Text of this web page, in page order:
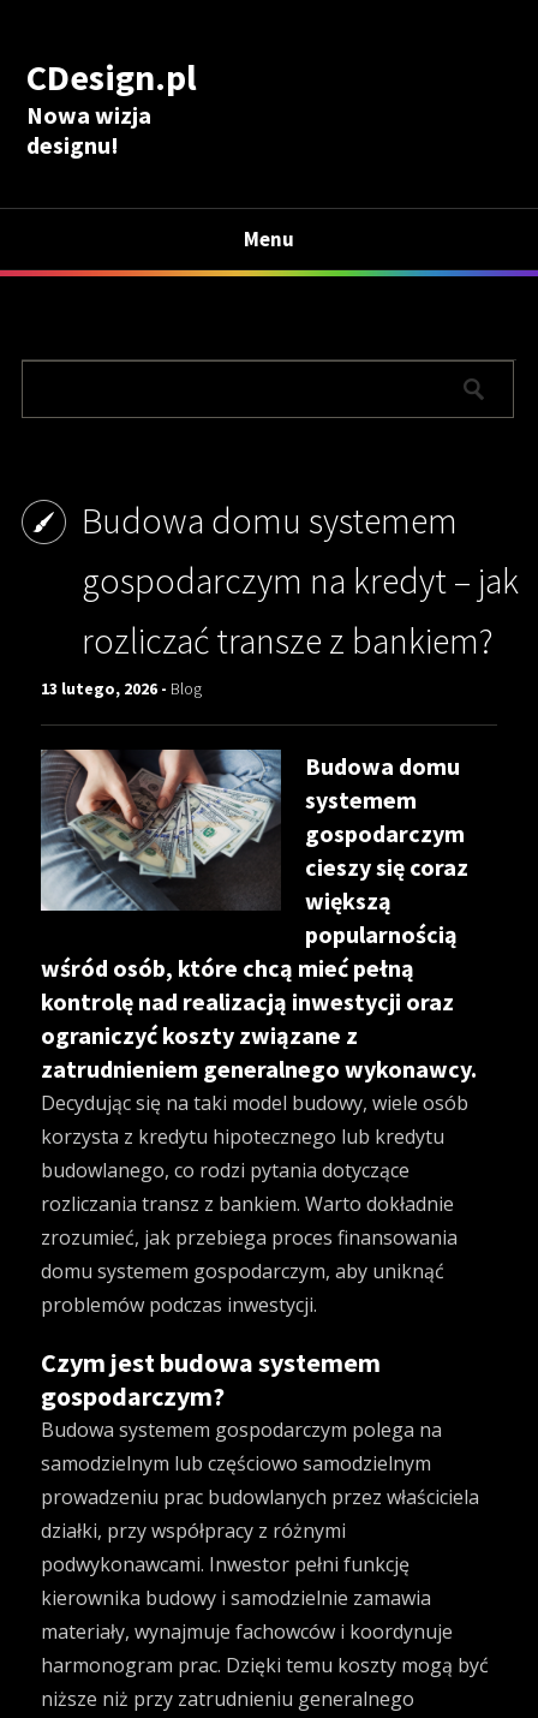
CDesign.pl
Nowa wizja
designu!
Menu
Budowa domu systemem
gospodarczym na kredyt – jak
rozliczać transze z bankiem?
13 lutego, 2026 - Blog
Budowa domu
systemem
gospodarczym
cieszy się coraz
większą
popularnością
wśród osób, które chcą mieć pełną
kontrolę nad realizacją inwestycji oraz
ograniczyć koszty związane z
zatrudnieniem generalnego wykonawcy.
Decydując się na taki model budowy, wiele osób
korzysta z kredytu hipotecznego lub kredytu
budowlanego, co rodzi pytania dotyczące
rozliczania transz z bankiem. Warto dokładnie
zrozumieć, jak przebiega proces finansowania
domu systemem gospodarczym, aby uniknąć
problemów podczas inwestycji.
Czym jest budowa systemem
gospodarczym?
Budowa systemem gospodarczym polega na
samodzielnym lub częściowo samodzielnym
prowadzeniu prac budowlanych przez właściciela
działki, przy współpracy z różnymi
podwykonawcami. Inwestor pełni funkcję
kierownika budowy i samodzielnie zamawia
materiały, wynajmuje fachowców i koordynuje
harmonogram prac. Dzięki temu koszty mogą być
niższe niż przy zatrudnieniu generalnego